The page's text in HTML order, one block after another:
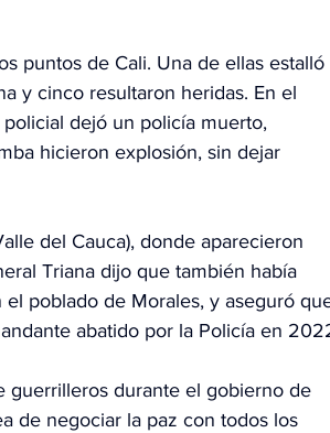
puntos de Cali. Una de ellas estalló
y cinco resultaron heridas. En el
dejó un policía muerto,
hicieron explosión, sin dejar
del Cauca), donde aparecieron
Triana dijo que también había
poblado de Morales, y aseguró
abatido por la Policía en
guerrilleros durante el gobierno de
de negociar la paz con todos los